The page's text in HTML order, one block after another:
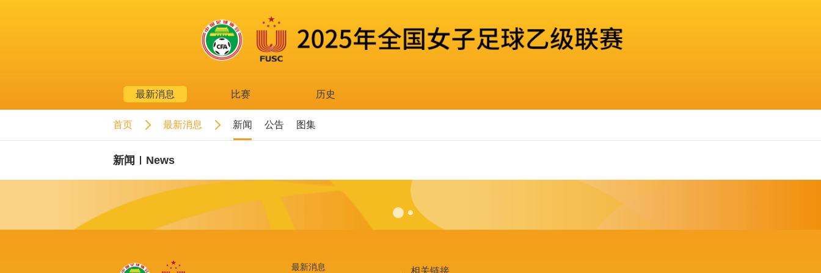
最新消息 比赛 历史
首页 最新消息 新闻 公告 图集
新闻 News
最新消息 相关链接